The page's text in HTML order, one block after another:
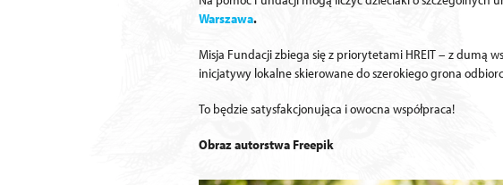
Warszawa.
Misja Fundacji zbiega się z priorytetami HREIT – z dumą
inicjatywy lokalne skierowane do szerokiego grona
To będzie satysfakcjonująca i owocna współpraca!
Obraz autorstwa Freepik